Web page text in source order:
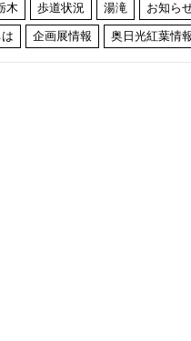
木 歩道状況 湯滝 お知ら
企画展情報 奥日光紅葉情